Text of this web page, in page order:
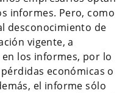
informes. Pero, como
desconocimiento de
vigente, a
los informes, por lo
económicas o
el informe sólo